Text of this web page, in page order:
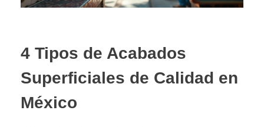
4 Tipos de Acabados
Superficiales de Calidad en
México